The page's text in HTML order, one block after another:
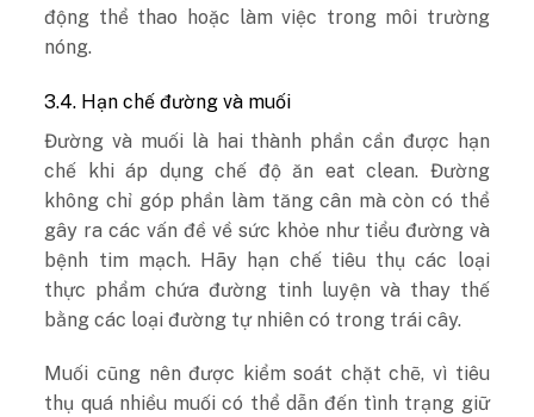
động thể thao hoặc làm việc trong môi trường
nóng.
3.4. Hạn chế đường và muối
Đường và muối là hai thành phần cần được hạn
chế khi áp dụng chế độ ăn eat clean. Đường
không chỉ góp phần làm tăng cân mà còn có thể
gây ra các vấn đề về sức khỏe như tiểu đường và
bệnh tim mạch. Hãy hạn chế tiêu thụ các loại
thực phẩm chứa đường tinh luyện và thay thế
bằng các loại đường tự nhiên có trong trái cây.
Muối cũng nên được kiểm soát chặt chẽ, vì tiêu
thụ quá nhiều muối có thể dẫn đến tình trạng giữ